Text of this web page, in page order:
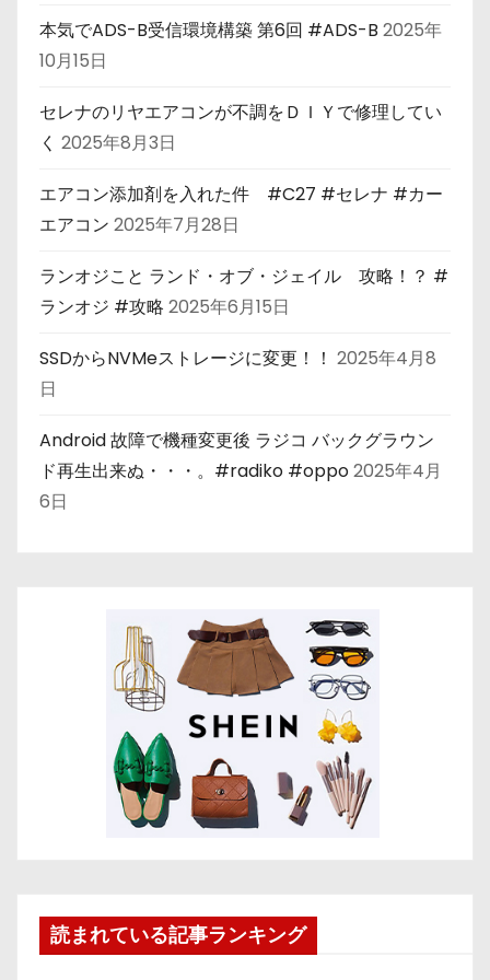
本気でADS-B受信環境構築 第6回 #ADS-B 2025年
10月15日
セレナのリヤエアコンが不調をＤＩＹで修理してい
く 2025年8月3日
エアコン添加剤を入れた件 #C27 #セレナ #カー
エアコン 2025年7月28日
ランオジこと ランド・オブ・ジェイル 攻略！？ #
ランオジ #攻略 2025年6月15日
SSDからNVMeストレージに変更！！ 2025年4月8
日
Android 故障で機種変更後 ラジコ バックグラウン
ド再生出来ぬ・・・。#radiko #oppo2025年4月
6日
読まれている記事ランキング